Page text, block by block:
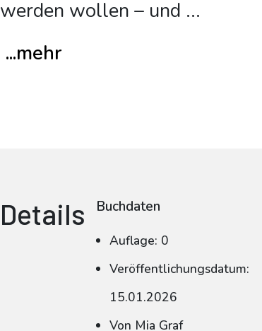
werden wollen – und ...
...mehr
Details Buchdaten
Auflage: 0
Veröffentlichungsdatum:
15.01.2026
Von Mia Graf